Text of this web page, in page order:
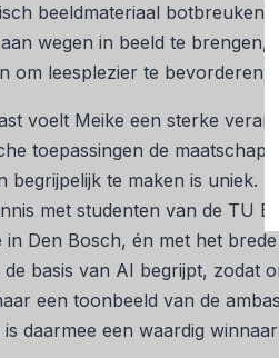
beeldmateriaal botbreuken
wegen in beeld te
om leesplezier te bevorderen.
voelt Meike een sterke
toepassingen de
begrijpelijk te maken is uniek.
met studenten van de TU
in Den Bosch, én met het
basis van AI begrijpt, zodat
een toonbeeld van de
is daarmee een waardig